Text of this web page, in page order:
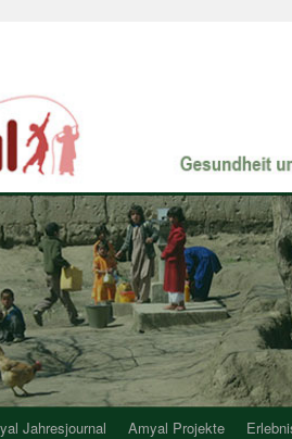
Jahresjournal Amyal Projekte